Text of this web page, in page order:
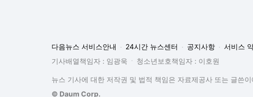
다음뉴스 서비스안내 24시간 뉴스센터 공지사항
서비스
기사배열책임자 : 임광욱
청소년보호책임자 : 이호원
뉴스 기사에 대한 저작권 및 법적 책임은 자료제공사 또는 글쓴
© Daum Corp.